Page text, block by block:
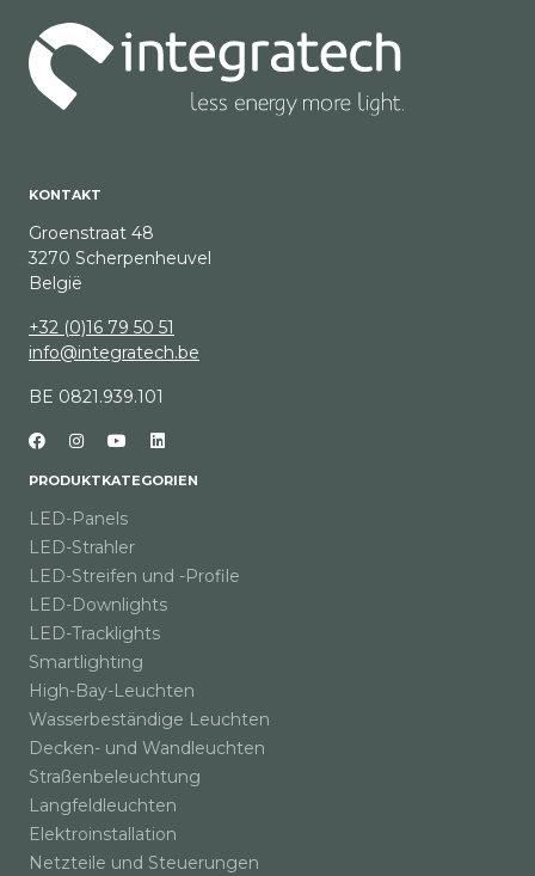
KONTAKT
Groenstraat 48
3270 Scherpenheuvel
België
+32 (0)16 79 50 51
info@integratech.be
BE 0821.939.101
PRODUKTKATEGORIEN
LED-Panels
LED-Strahler
LED-Streifen und -Profile
LED-Downlights
LED-Tracklights
Smartlighting
High-Bay-Leuchten
Wasserbeständige Leuchten
Decken- und Wandleuchten
Straßenbeleuchtung
Langfeldleuchten
Elektroinstallation
Netzteile und Steuerungen